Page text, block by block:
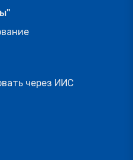
через ИИС